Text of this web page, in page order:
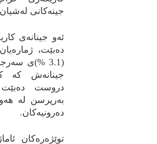
جینەكانی
ئەو جینانەی
(3.1 %)ی
جینانەش كە
دروست دەبێت
بەرپرسن لە
دەرونیەكان.
توێژەرەكان